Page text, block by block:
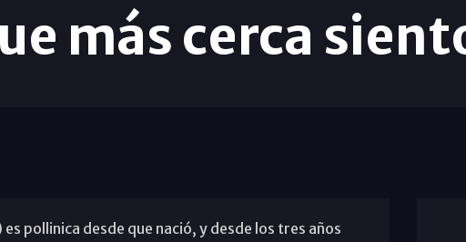
más cerca
pollinica desde que nació, y desde los tres años